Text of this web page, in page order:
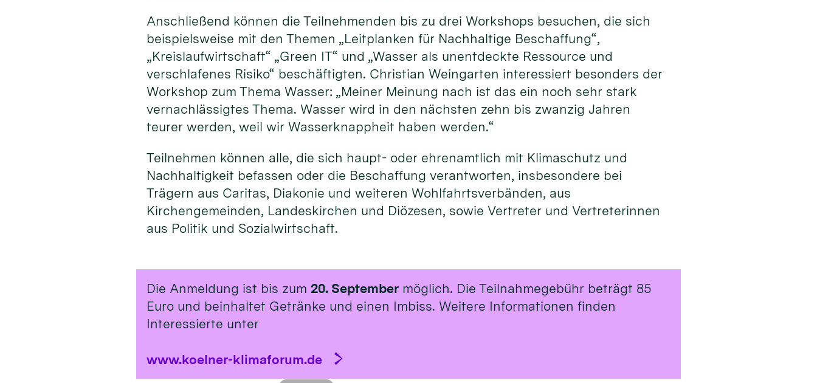
Anschließend können die Teilnehmenden bis zu drei Workshops besuchen, die sich
beispielsweise mit den Themen „Leitplanken für Nachhaltige Beschaffung“,
„Kreislaufwirtschaft“ „Green IT“ und „Wasser als unentdeckte Ressource und
verschlafenes Risiko“ beschäftigten. Christian Weingarten interessiert besonders der
Workshop zum Thema Wasser: „Meiner Meinung nach ist das ein noch sehr stark
vernachlässigtes Thema. Wasser wird in den nächsten zehn bis zwanzig Jahren
teurer werden, weil wir Wasserknappheit haben werden.“
Teilnehmen können alle, die sich haupt- oder ehrenamtlich mit Klimaschutz und
Nachhaltigkeit befassen oder die Beschaffung verantworten, insbesondere bei
Trägern aus Caritas, Diakonie und weiteren Wohlfahrtsverbänden, aus
Kirchengemeinden, Landeskirchen und Diözesen, sowie Vertreter und Vertreterinnen
aus Politik und Sozialwirtschaft.
Die Anmeldung ist bis zum 20. September möglich. Die Teilnahmegebühr beträgt 85
Euro und beinhaltet Getränke und einen Imbiss. Weitere Informationen finden
Interessierte unter
www.koelner-klimaforum.de